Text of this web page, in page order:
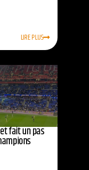
LIRE PLUS
et fait un pas